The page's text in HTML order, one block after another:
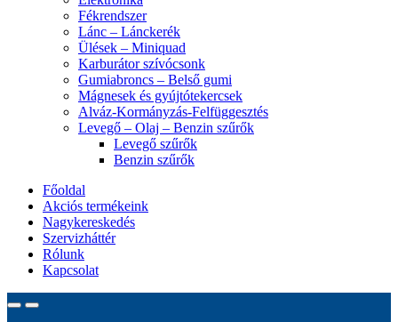
Fékrendszer
Lánc – Lánckerék
Ülések – Miniquad
Karburátor szívócsonk
Gumiabroncs – Belső gumi
Mágnesek és gyújtótekercsek
Alváz-Kormányzás-Felfüggesztés
Levegő – Olaj – Benzin szűrők
Levegő szűrők
Benzin szűrők
Főoldal
Akciós termékeink
Nagykereskedés
Szervizháttér
Rólunk
Kapcsolat